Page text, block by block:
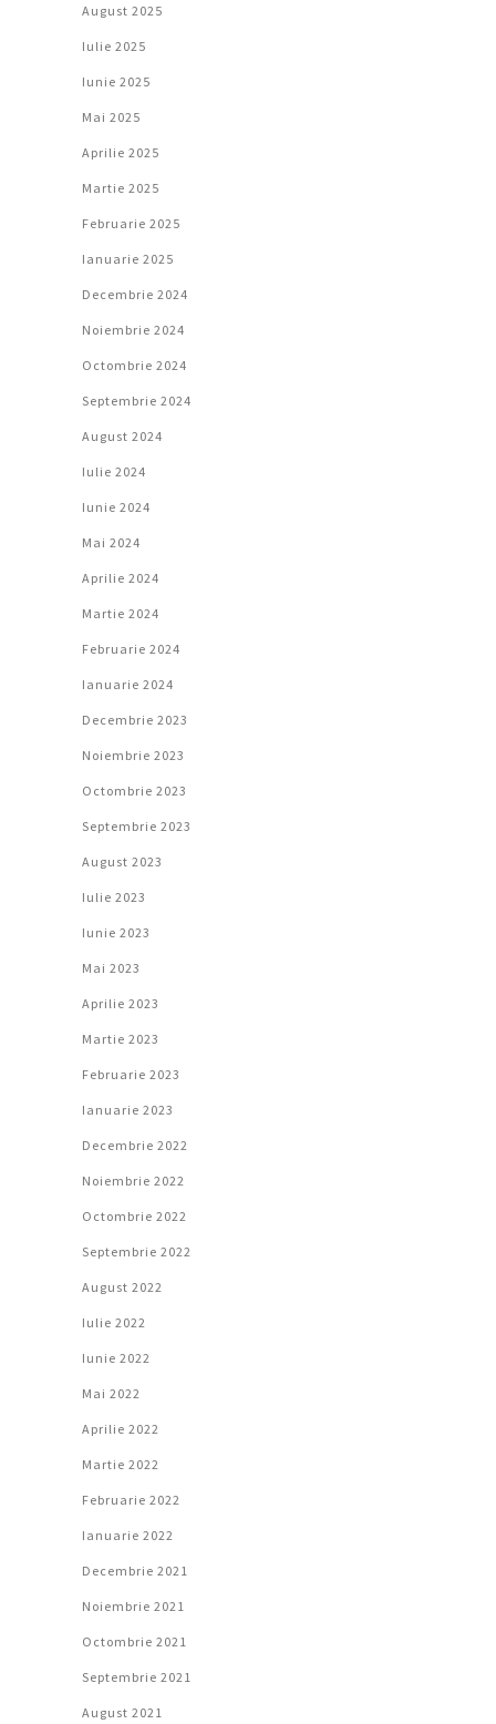
August 2025
Iulie 2025
Iunie 2025
Mai 2025
Aprilie 2025
Martie 2025
Februarie 2025
Ianuarie 2025
Decembrie 2024
Noiembrie 2024
Octombrie 2024
Septembrie 2024
August 2024
Iulie 2024
Iunie 2024
Mai 2024
Aprilie 2024
Martie 2024
Februarie 2024
Ianuarie 2024
Decembrie 2023
Noiembrie 2023
Octombrie 2023
Septembrie 2023
August 2023
Iulie 2023
Iunie 2023
Mai 2023
Aprilie 2023
Martie 2023
Februarie 2023
Ianuarie 2023
Decembrie 2022
Noiembrie 2022
Octombrie 2022
Septembrie 2022
August 2022
Iulie 2022
Iunie 2022
Mai 2022
Aprilie 2022
Martie 2022
Februarie 2022
Ianuarie 2022
Decembrie 2021
Noiembrie 2021
Octombrie 2021
Septembrie 2021
August 2021